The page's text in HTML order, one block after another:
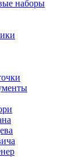
наборы